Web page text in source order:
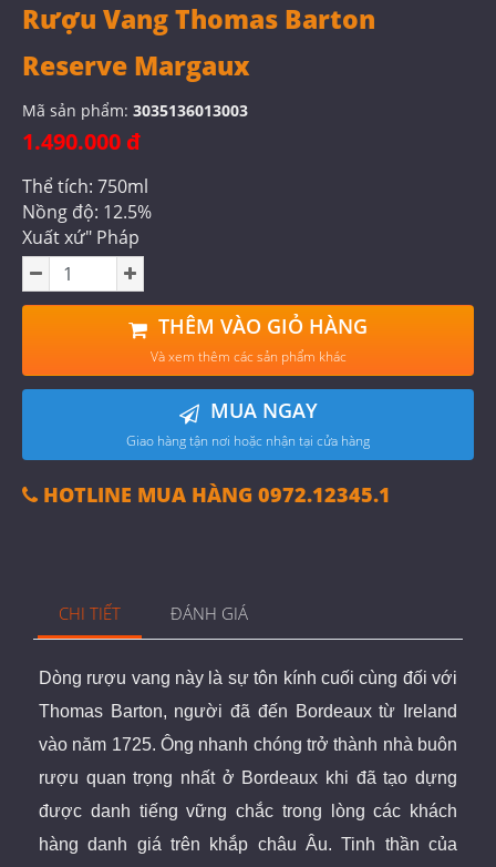
Rượu Vang Thomas Barton
Reserve Margaux
Mã sản phẩm: 3035136013003
1.490.000 đ
Thể tích: 750ml
Nồng độ: 12.5%
Xuất xứ" Pháp
THÊM VÀO GIỎ HÀNG
Và xem thêm các sản phẩm khác
MUA NGAY
Giao hàng tận nơi hoặc nhận tại cửa hàng
HOTLINE MUA HÀNG 0972.12345.1
CHI TIẾT ĐÁNH GIÁ
Dòng rượu vang này là sự tôn kính cuối cùng đối với
Thomas Barton, người đã đến Bordeaux từ Ireland
vào năm 1725. Ông nhanh chóng trở thành nhà buôn
rượu quan trọng nhất ở Bordeaux khi đã tạo dựng
được danh tiếng vững chắc trong lòng các khách
hàng danh giá trên khắp châu Âu. Tinh thần của